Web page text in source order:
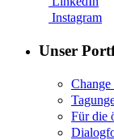
Instagram
Unser
Change
Für die